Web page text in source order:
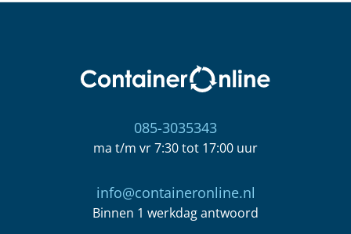
085-3035343
ma t/m vr 7:30 tot 17:00 uur
info@containeronline.nl
Binnen 1 werkdag antwoord